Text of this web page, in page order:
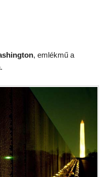
, emlékmű a